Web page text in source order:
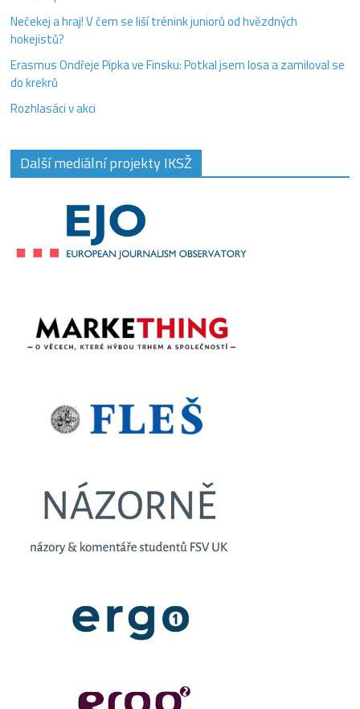
Nečekej a hraj! V čem se liší trénink juniorů od hvězdných
hokejistů?
Erasmus Ondřeje Pipka ve Finsku: Potkal jsem losa a zamiloval se
do krekrů
Rozhlasáci v akci
Další mediální projekty IKSŽ